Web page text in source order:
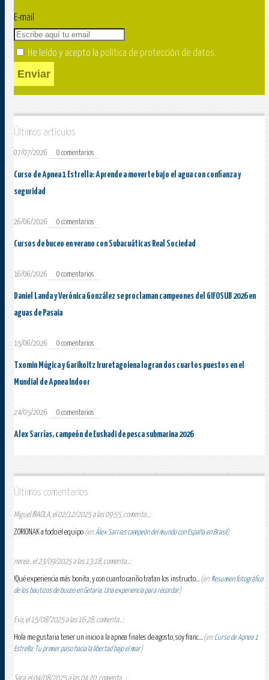
E-mail
He leído y acepto la política de protección de datos.
Enviar
Últimos artículos
07/07/2026 0 comentarios
Curso de Apnea 1 Estrella: Aprende a moverte bajo el agua con confianza y
seguridad
26/06/2026 0 comentarios
Cursos de buceo en verano con Subacuáticas Real Sociedad
16/06/2026 0 comentarios
Daniel Landa y Verónica González se proclaman campeones del GIFOSUB 2026 en
aguas de Pasaia
15/06/2026 0 comentarios
Txomin Múgica y Garikoitz Iruretagoiena logran dos cuartos puestos en el
Mundial de Apnea Indoor
24/05/2026 0 comentarios
Alex Sarrías, campeón de Euskadi de pesca submarina 2026
Últimos comentarios
Miguel IRAOLA, el 02/12/2025 a las 09:55, comenta...:
ZORIONAK a todo el equipo (en:Álex Sarrias campeón del mundo con España en Brasil)
nerea , el 23/09/2025 a las 13:18, comenta...:
!Qué experiencia más bonita, y con cuanto cariño tratan los instructo... (en:Resumen fotográfico
de los bautizos de buceo en Getaria. Una experiencia para recordar)
Eva, el 15/08/2025 a las 16:28, comenta...:
Hola me gustaria tener un inicio a la apnea finales de agosto, soy franc... (en:Curso de Apnea 1
Estrella: Tu primer paso hacia la libertad bajo el mar)